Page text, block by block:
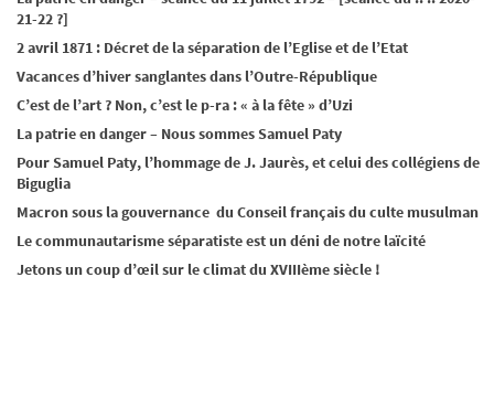
21-22 ?]
2 avril 1871 : Décret de la séparation de l’Eglise et de l’Etat
Vacances d’hiver sanglantes dans l’Outre-République
C’est de l’art ? Non, c’est le p-ra : « à la fête » d’Uzi
La patrie en danger – Nous sommes Samuel Paty
Pour Samuel Paty, l’hommage de J. Jaurès, et celui des collégiens de
Biguglia
Macron sous la gouvernance du Conseil français du culte musulman
Le communautarisme séparatiste est un déni de notre laïcité
Jetons un coup d’œil sur le climat du XVIIIème siècle !